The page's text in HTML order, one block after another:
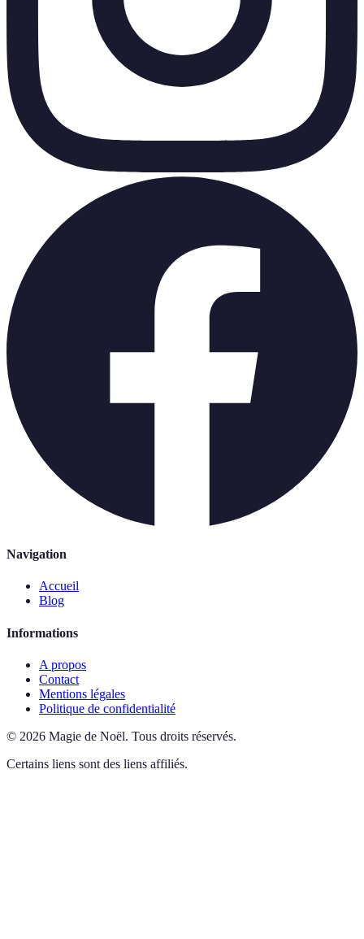
Navigation
Accueil
Blog
Informations
A propos
Contact
Mentions légales
Politique de confidentialité
© 2026 Magie de Noël. Tous droits réservés.
Certains liens sont des liens affiliés.